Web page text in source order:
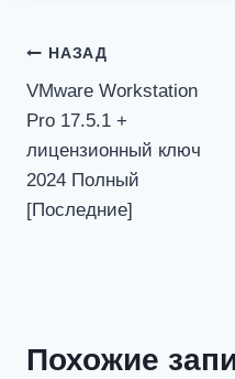
Навигация
по
записям
НАЗАД
VMware Workstation
Pro 17.5.1 +
лицензионный ключ
2024 Полный
[Последние]
Похожие